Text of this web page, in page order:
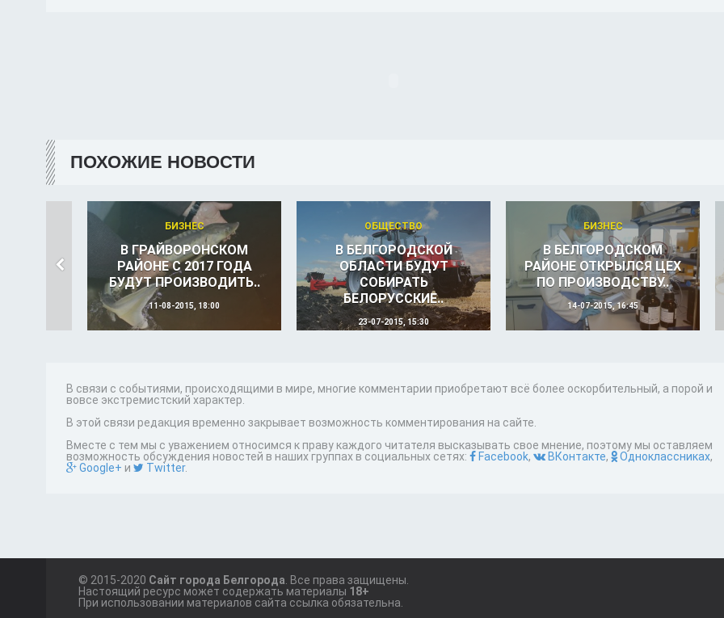
ПОХОЖИЕ НОВОСТИ
БИЗНЕС
В ГРАЙВОРОНСКОМ
РАЙОНЕ С 2017 ГОДА
БУДУТ ПРОИЗВОДИТЬ..
11-08-2015, 18:00
ОБЩЕСТВО
В БЕЛГОРОДСКОЙ
ОБЛАСТИ БУДУТ
СОБИРАТЬ
БЕЛОРУССКИЕ..
23-07-2015, 15:30
БИЗНЕС
В БЕЛГОРОДСКОМ
РАЙОНЕ ОТКРЫЛСЯ ЦЕХ
ПО ПРОИЗВОДСТВУ..
14-07-2015, 16:45
В связи с событиями, происходящими в мире, многие комментарии приобретают всё более оскорбительный, а порой и
вовсе экстремистский характер.
В этой связи редакция временно закрывает возможность комментирования на сайте.
Вместе с тем мы с уважением относимся к праву каждого читателя высказывать свое мнение, поэтому мы оставляем
возможность обсуждения новостей в наших группах в социальных сетях:
Facebook, ВКонтакте, Одноклассниках,
Google+ и Twitter.
© 2015-2020 Сайт города Белгорода . Все права защищены.
Настоящий ресурс может содержать материалы 18+
При использовании материалов сайта ссылка обязательна.